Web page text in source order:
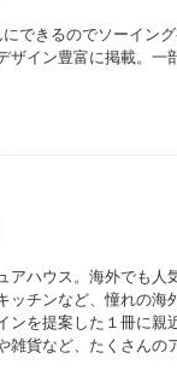
できるのでソーイン
ザイン豊富に掲載。一
アハウス。海外でも人
ッチンなど、憧れの海
ンを提案した１冊に親
雑貨など、たくさんの